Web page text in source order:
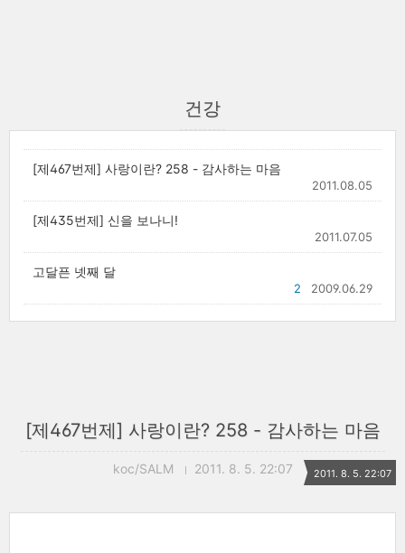
건강
[제467번제] 사랑이란? 258 - 감사하는 마음
2011.08.05
[제435번제] 신을 보나니!
2011.07.05
고달픈 넷째 달
2009.06.29
2
[제467번제] 사랑이란? 258 - 감사하는 마음
koc/SALM 2011. 8. 5. 22:07 2011. 8. 5. 22:07